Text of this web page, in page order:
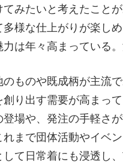
みたいと考えたこと
様な仕上がりが楽し
は年々高まっている
ものや既成柄が主流
り出す需要が高まっ
場や、発注の手軽さ
まで団体活動やイベ
して日常着にも浸透し